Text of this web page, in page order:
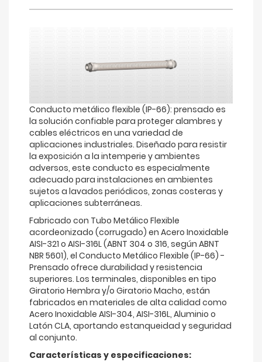
Conducto metálico flexible (IP-66): prensado es
la solución confiable para proteger alambres y
cables eléctricos en una variedad de
aplicaciones industriales. Diseñado para resistir
la exposición a la intemperie y ambientes
adversos, este conducto es especialmente
adecuado para instalaciones en ambientes
sujetos a lavados periódicos, zonas costeras y
aplicaciones subterráneas.
Fabricado con Tubo Metálico Flexible
acordeonizado (corrugado) en Acero Inoxidable
AISI-321 o AISI-316L (ABNT 304 o 316, según ABNT
NBR 5601), el Conducto Metálico Flexible (IP-66) -
Prensado ofrece durabilidad y resistencia
superiores. Los terminales, disponibles en tipo
Giratorio Hembra y/o Giratorio Macho, están
fabricados en materiales de alta calidad como
Acero Inoxidable AISI-304, AISI-316L, Aluminio o
Latón CLA, aportando estanqueidad y seguridad
al conjunto.
Características y especificaciones: